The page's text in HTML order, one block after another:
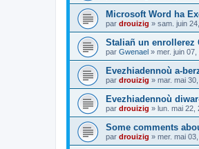
Microsoft Word ha
par drouizig » sam. juin
Staliañ un enrollerez
par Gwenael » mer. juin
Evezhiadennoù a-
par drouizig » mar. mai
Evezhiadennoù
par drouizig » lun. mai 22,
Some comments
par drouizig » mer. mai